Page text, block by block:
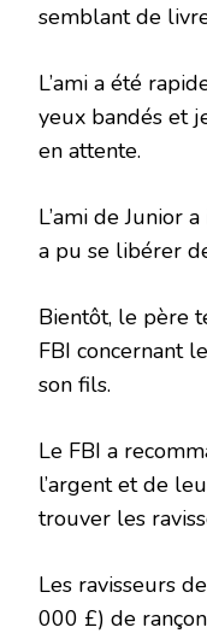
semblant de
L’ami a été
yeux bandés et
en attente.
L’ami de Junior
a pu se libérer
Bientôt, le père
FBI concernant
son fils.
Le FBI a
l’argent et de
trouver les
Les ravisseurs
000 £) de